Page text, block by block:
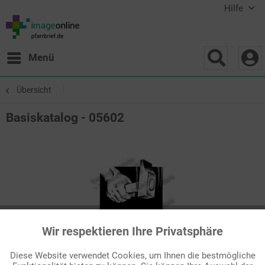
Hilfe
Menü
Übersicht
Basiskatalog - 05602
Funktionale Aktiv
Wir respektieren Ihre Privatsphäre
Diese Website verwendet Cookies, um Ihnen die bestmögliche